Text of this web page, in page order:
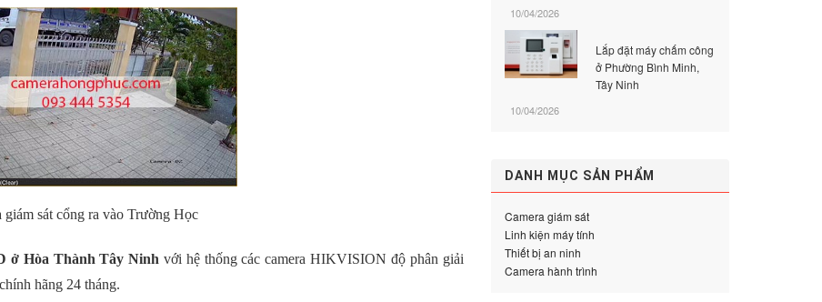
giám sát cổng ra vào Trường Học
ở Hòa Thành Tây Ninh với hệ thống các camera HIKVISION độ phân giải
hãng 24 tháng.
10/04/2026
Lắp đặt máy chấm công
ở Phường Bình Minh,
Tây Ninh
10/04/2026
DANH MỤC SẢN PHẨM
Camera giám sát
Linh kiện máy tính
Thiết bị an ninh
Camera hành trình